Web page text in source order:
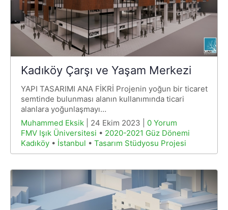
Kadıköy Çarşı ve Yaşam Merkezi
YAPI TASARIMI ANA FİKRİ Projenin yoğun bir ticaret
semtinde bulunması alanın kullanımında ticari
alanlara yoğunlaşmayı…
Muhammed Eksik | 24 Ekim 2023 | 0 Yorum
FMV Işık Üniversitesi • 2020-2021 Güz Dönemi
Kadıköy • İstanbul • Tasarım Stüdyosu Projesi